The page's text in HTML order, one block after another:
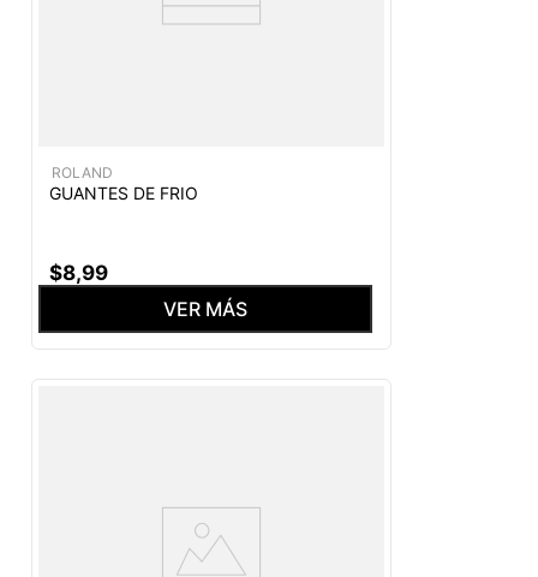
ROLAND
GUANTES DE FRIO
$8,99
VER MÁS